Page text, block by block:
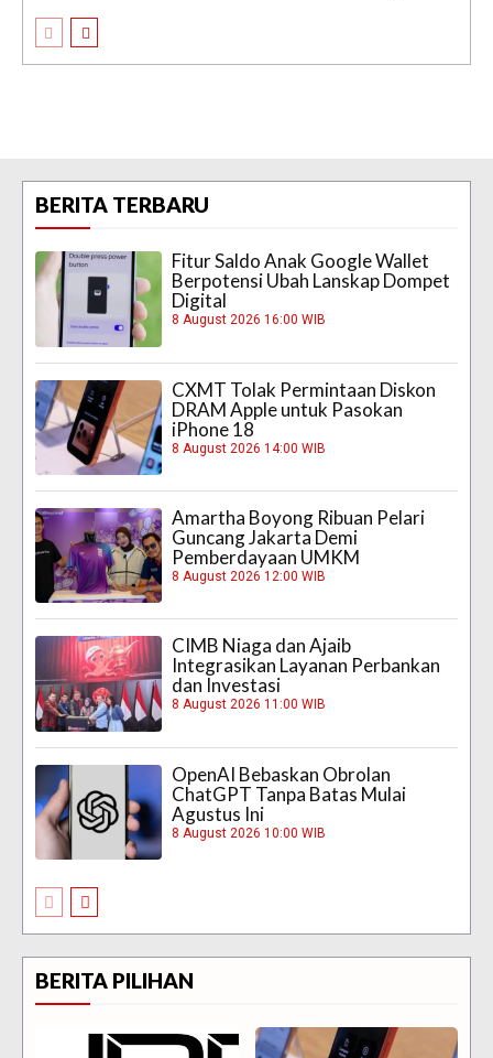
BERITA TERBARU
Fitur Saldo Anak Google Wallet
Berpotensi Ubah Lanskap Dompet
Digital
8 August 2026 16:00 WIB
CXMT Tolak Permintaan Diskon
DRAM Apple untuk Pasokan
iPhone 18
8 August 2026 14:00 WIB
Amartha Boyong Ribuan Pelari
Guncang Jakarta Demi
Pemberdayaan UMKM
8 August 2026 12:00 WIB
CIMB Niaga dan Ajaib
Integrasikan Layanan Perbankan
dan Investasi
8 August 2026 11:00 WIB
OpenAI Bebaskan Obrolan
ChatGPT Tanpa Batas Mulai
Agustus Ini
8 August 2026 10:00 WIB
BERITA PILIHAN